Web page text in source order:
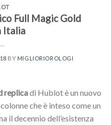
Full Magic Gold
Italia
BY MIGLIORIOROLOGI
replicadi Hublot è un nuovo
che è inteso come un
il decennio dell’esistenza